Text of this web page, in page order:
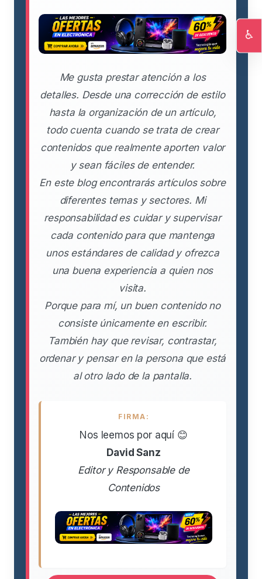
Me gusta prestar atención a los
detalles. Desde una corrección de estilo
hasta la organización de un artículo,
todo cuenta cuando se trata de crear
contenidos que realmente aporten valor
y sean fáciles de entender.
En este blog encontrarás artículos sobre
diferentes temas y sectores. Mi
responsabilidad es cuidar y supervisar
cada contenido para que mantenga
unos estándares de calidad y ofrezca
una buena experiencia a quien nos
visita.
Porque para mí, un buen contenido no
consiste únicamente en escribir.
También hay que revisar, contrastar,
ordenar y pensar en la persona que está
al otro lado de la pantalla.
FIRMA:
Nos leemos por aquí 😊
David Sanz
Editor y Responsable de
Contenidos
♿